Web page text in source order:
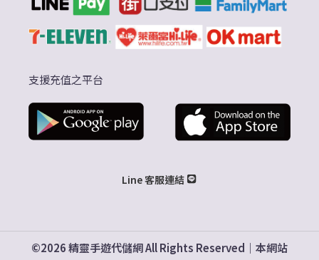
支援充值之平台
Line 客服連結
©2026 精靈手遊代儲網 All Rights Reserved｜本網站